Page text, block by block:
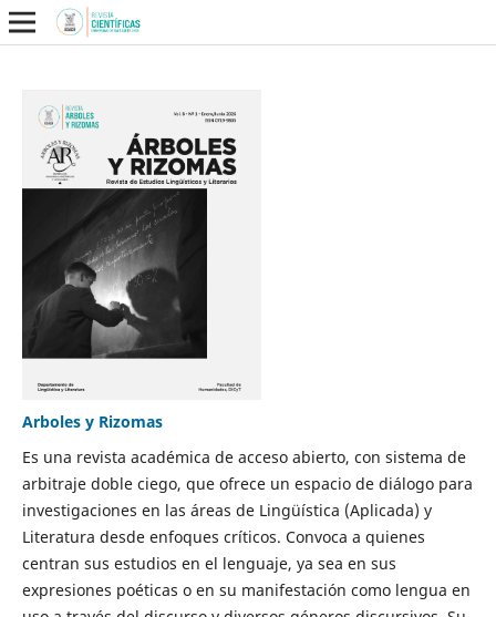
Arboles y Rizomas
Es una revista académica de acceso abierto, con sistema de
arbitraje doble ciego, que ofrece un espacio de diálogo para
investigaciones en las áreas de Lingüística (Aplicada) y
Literatura desde enfoques críticos. Convoca a quienes
centran sus estudios en el lenguaje, ya sea en sus
expresiones poéticas o en su manifestación como lengua en